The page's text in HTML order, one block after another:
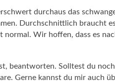
durchaus das
Durchschnittlich braucht
normal. Wir hoffen, dass es
beantworten. Solltest du noch
Gerne kannst du mir auch